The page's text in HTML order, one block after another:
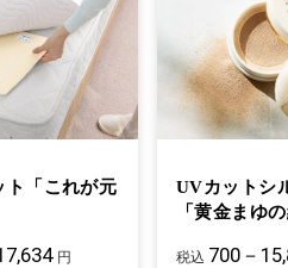
ト「これが元
円
UVカットシ
「黄金まゆの
税込 700－